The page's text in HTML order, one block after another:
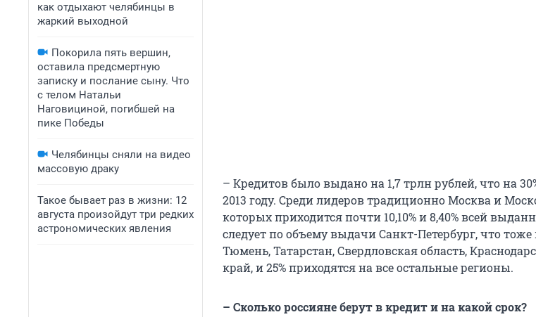
как отдыхают челябинцы в
жаркий выходной
Покорила пять вершин,
оставила предсмертную
записку и послание сыну. Что
с телом Натальи
Наговициной, погибшей на
пике Победы
Челябинцы сняли на видео
массовую драку
Такое бывает раз в жизни: 12
августа произойдут три редких
астрономических явления
– Кредитов было выдано на 1,7 трлн рублей, что на
2013 году. Среди лидеров традиционно Москва и
которых приходится почти 10,10% и 8,40% всей
следует по объему выдачи Санкт-Петербург, что
Тюмень, Татарстан, Свердловская область,
край, и 25% приходятся на все остальные регионы.
– Сколько россияне берут в кредит и на какой срок?